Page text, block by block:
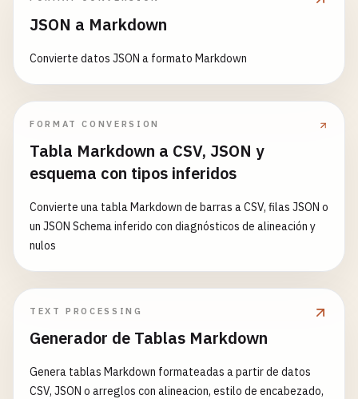
JSON a Markdown
Convierte datos JSON a formato Markdown
FORMAT CONVERSION
Tabla Markdown a CSV, JSON y
esquema con tipos inferidos
Convierte una tabla Markdown de barras a CSV, filas JSON o
un JSON Schema inferido con diagnósticos de alineación y
nulos
TEXT PROCESSING
Generador de Tablas Markdown
Genera tablas Markdown formateadas a partir de datos
CSV, JSON o arreglos con alineacion, estilo de encabezado,